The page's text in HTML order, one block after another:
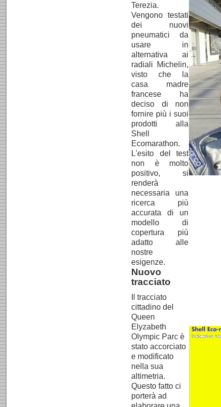
Terezia.
Vengono testati
dei nuovi
pneumatici da
usare in
alternativa ai
radiali Michelin,
visto che la
casa madre
francese ha
deciso di non
fornire più i suoi
prodotti alla
Shell
Ecomarathon.
L'esito del test
non è molto
positivo, si
renderà
necessaria una
ricerca più
accurata di un
modello di
copertura più
adatto alle
nostre
esigenze.
Nuovo
tracciato
Il tracciato
cittadino del
Queen
Elyzabeth
Olympic Parc è
stato accorciato
e modificato
nella sua
altimetria.
Questo fatto ci
porterà ad